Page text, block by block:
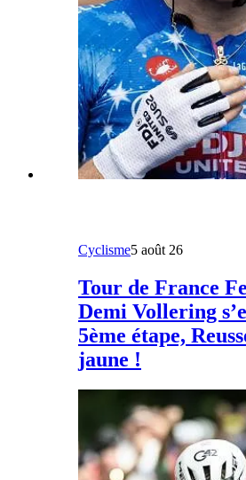
Cyclisme5 août 26
Tour de France
Demi Vollering
5ème étape,
jaune !